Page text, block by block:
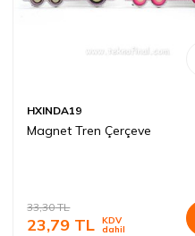
HXINDA19
Magnet Tren Çerçeve
33,30TL
23,79 TL KDV
dahil